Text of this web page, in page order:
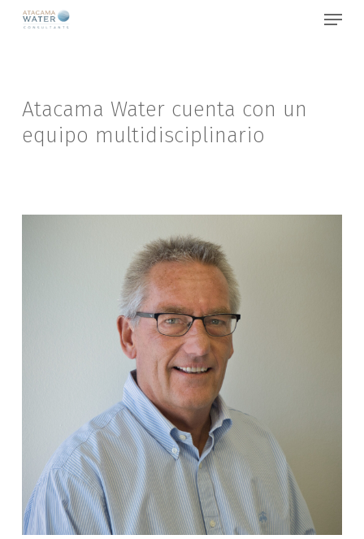
Skip
Menu
Atacama Water cuenta con un
equipo multidisciplinario